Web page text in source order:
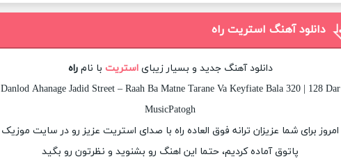
دانلود آهنگ استریت راه
دانلود آهنگ جدید و بسیار زیبایاستریت با نامراه
Danlod Ahanage Jadid Street – Raah Ba Matne Tarane Va Keyfiate Bala 320 | 128 Dar
MusicPatogh
امروز برای شما عزیزان ترانه فوق العاده راه با صدای استریت عزیز رو در سایت موزیک
پاتوق آماده کردیم، حتما این اهنگ رو بشنوید و نظرتون رو بگید